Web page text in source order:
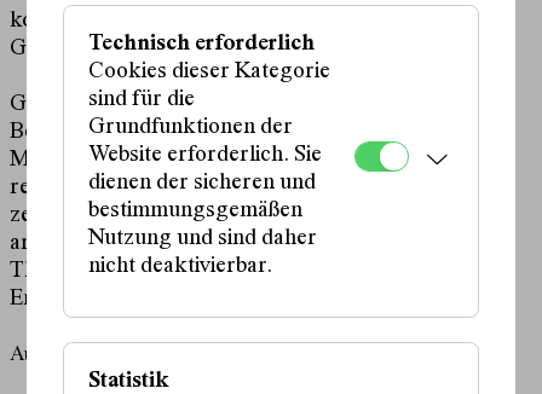
kompostieren, dann erwächst daraus ein neues
Gedankengebäude.
Gewitzt und pointiert zerlegt die Dramatikerin Sivan
Ben Yishai das Herrenhaus und legt dabei
Machtverhältnisse frei, die weit in die Vergangenheit
reichen. Sie gehört zu den wichtigsten Stimmen des
zeitgenössischen Theaters. Regisseur Juan Miranda
arbeitet international mit freien Gruppen und an
Theaterhäusern. 2023 inszenierte er
Enis Maci am Schauspielhaus.
Ausgezeichnet mit dem Mülheimer Dramatikpreis 2024
Technisch erforderlich
Cookies dieser Kategorie
sind für die
Grundfunktionen der
Website erforderlich. Sie
dienen der sicheren und
bestimmungsgemäßen
Nutzung und sind daher
nicht deaktivierbar.
Statistik